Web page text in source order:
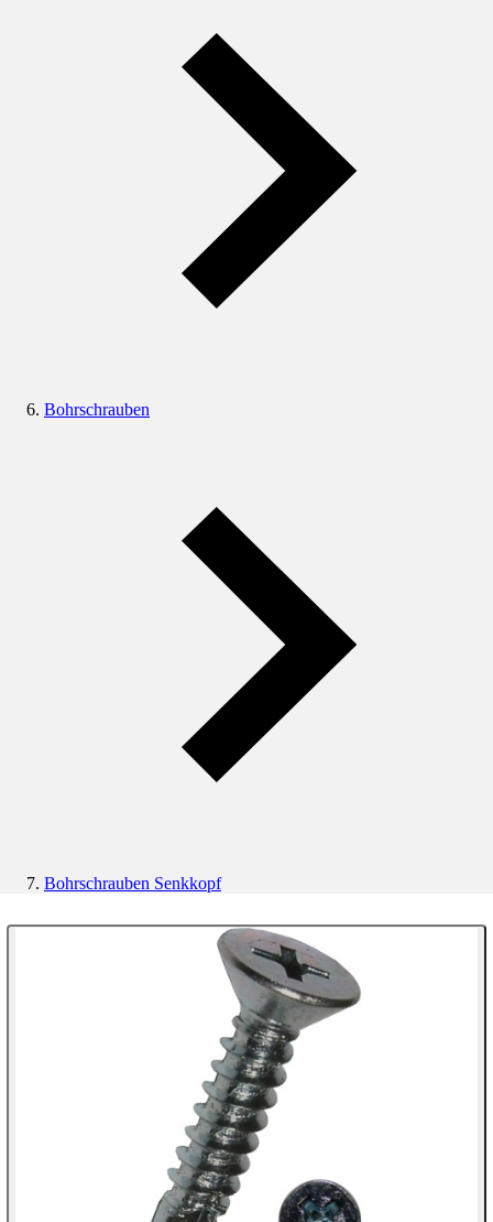
Bohrschrauben
Bohrschrauben Senkkopf